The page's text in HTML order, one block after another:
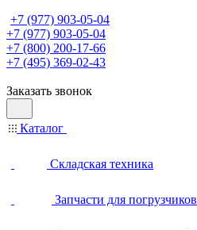
+7 (977) 903-05-04
+7 (977) 903-05-04
+7 (800) 200-17-66
+7 (495) 369-02-43
Заказать звонок
Каталог
Складская техника
Запчасти для погрузчиков